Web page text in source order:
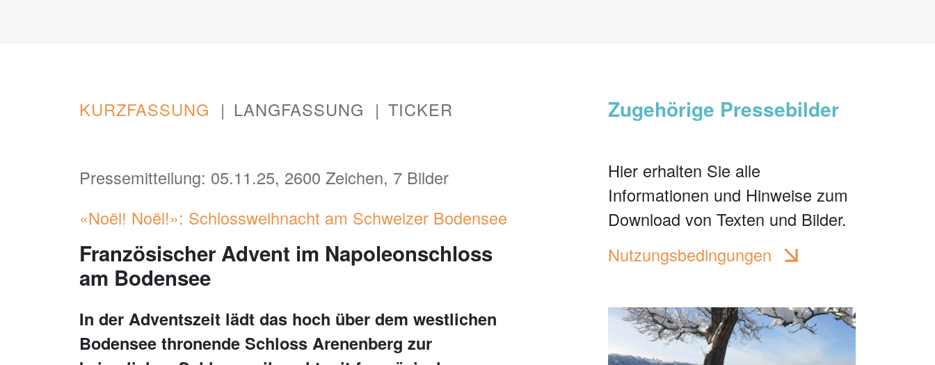
KURZFASSUNG LANGFASSUNG TICKER
Pressemitteilung: 05.11.25, 2600 Zeichen, 7 Bilder
«Noël! Noël!»: Schlossweihnacht am Schweizer Bodensee
Französischer Advent im Napoleonschloss
am Bodensee
In der Adventszeit lädt das hoch über dem westlichen
Bodensee thronende Schloss Arenenberg zur
Zugehörige Pressebilder
Hier erhalten Sie alle
Informationen und Hinweise zum
Download von Texten und Bilder.
Nutzungsbedingungen